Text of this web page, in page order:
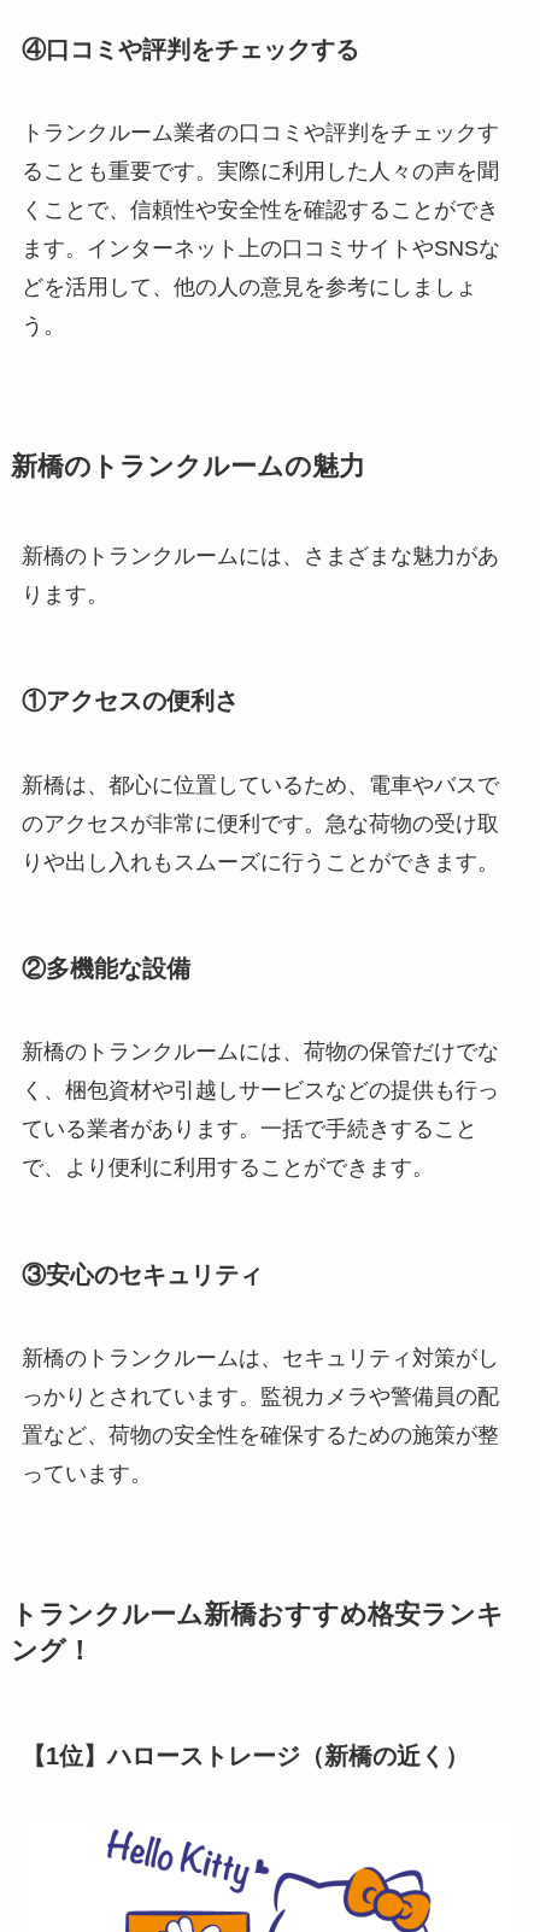
④口コミや評判をチェックする
トランクルーム業者の口コミや評判をチェックす
ることも重要です。実際に利用した人々の声を聞
くことで、信頼性や安全性を確認することができ
ます。インターネット上の口コミサイトやSNSな
どを活用して、他の人の意見を参考にしましょ
う。
新橋のトランクルームの魅力
新橋のトランクルームには、さまざまな魅力があ
ります。
①アクセスの便利さ
新橋は、都心に位置しているため、電車やバスで
のアクセスが非常に便利です。急な荷物の受け取
りや出し入れもスムーズに行うことができます。
②多機能な設備
新橋のトランクルームには、荷物の保管だけでな
く、梱包資材や引越しサービスなどの提供も行っ
ている業者があります。一括で手続きすること
で、より便利に利用することができます。
③安心のセキュリティ
新橋のトランクルームは、セキュリティ対策がし
っかりとされています。監視カメラや警備員の配
置など、荷物の安全性を確保するための施策が整
っています。
トランクルーム新橋おすすめ格安ランキ
ング！
【1位】ハローストレージ（新橋の近く）